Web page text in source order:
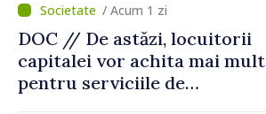
/ Acum 1 zi
DOC // De astăzi, locuitorii
capitalei vor achita mai mult
pentru serviciile de